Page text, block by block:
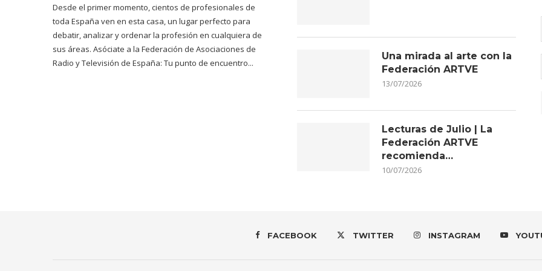
Desde el primer momento, cientos de profesionales de
toda España ven en esta casa, un lugar perfecto para
debatir, analizar y ordenar la profesión en cualquiera de
sus áreas. Asóciate a la Federación de Asociaciones de
Radio y Televisión de España: Tu punto de encuentro...
Una mirada al arte con la
Federación ARTVE
13/07/2026
Lecturas de Julio | La
Federación ARTVE
recomienda…
10/07/2026
FACEBOOK TWITTER INSTAGRAM